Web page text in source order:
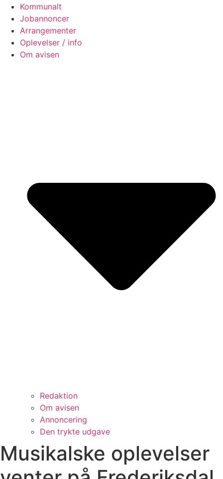
Kommunalt
Jobannoncer
Arrangementer
Oplevelser / info
Om avisen
Redaktion
Om avisen
Annoncering
Den trykte udgave
Musikalske oplevelser